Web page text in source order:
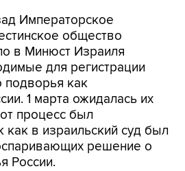
Императорское
общество
в Минюст Израиля
для регистрации
подворья как
1 марта ожидалась их
процесс был
как в израильский суд был
решение о
России.